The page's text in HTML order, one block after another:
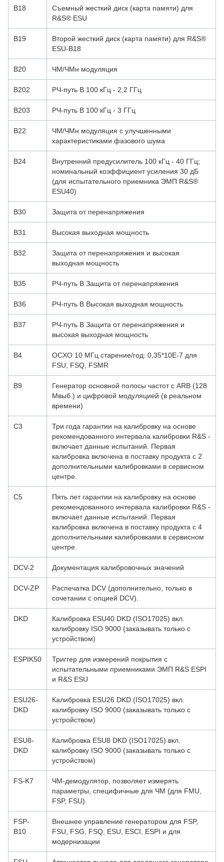
B18
Съемный жесткий диск (карта памяти) для
R&S® ESU
B19
Второй жесткий диск (карта памяти) для R&S®
ESU-B18
B20 ЧМ/ЧМн модуляция
B202 РЧ-путь B 100 кГц - 2,2 ГГц
B203 РЧ-путь B 100 кГц - 3 ГГц
B22
ЧМ/ЧМн модуляция с улучшенными
характеристиками фазового шума
B24
Внутренний предусилитель 100 кГц - 40 ГГц;
номинальный коэффициент усиления 30 дБ
(для испытательного приемника ЭМП R&S®
ESU40)
B30 Защита от перенапряжения
B31 Высокая выходная мощность
B32
Защита от перенапряжения и высокая
выходная мощность
B35 РЧ-путь B Защита от перенапряжения
B36 РЧ-путь B Высокая выходная мощность
B37
РЧ-путь B Защита от перенапряжения и
высокая выходная мощность
B4
OCXO 10 МГц старение/год: 0,35*10E-7 для
FSU, FSQ, FSMR
B9
Генератор основной полосы частот с ARB (128
Мвыб.) и цифровой модуляцией (в реальном
времени)
C3
Три года гарантии на калибровку на основе
рекомендованного интервала калибровки R&S -
включает данные испытаний. Первая
калибровка включена в поставку продукта с 2
дополнительными калибровками в сервисном
центре.
C5
Пять лет гарантии на калибровку на основе
рекомендованного интервала калибровки R&S -
включает данные испытаний. Первая
калибровка включена в поставку продукта с 4
дополнительными калибровками в сервисном
центре.
DCV-2 Документация калибровочных значений
DCV-ZP
Распечатка DCV (дополнительно, только в
сочетании с опцией DCV).
DKD
Калибровка ESU40 DKD (ISO17025) вкл.
калибровку ISO 9000 (заказывать только с
устройством)
ESPIK50
Триггер для измерений покрытия с
испытательными приемниками ЭМП R&S ESPI
и R&S ESU
ESU26-
DKD
Калибровка ESU26 DKD (ISO17025) вкл.
калибровку ISO 9000 (заказывать только с
устройством)
ESU8-
DKD
Калибровка ESU8 DKD (ISO17025) вкл.
калибровку ISO 9000 (заказывать только с
устройством)
FS-K7
ЧМ-демодулятор, позволяет измерять
параметры, специфичные для ЧМ (для FMU,
FSP, FSU)
FSP-
B10
Внешнее управление генератором для FSP,
FSU, FSG, FSQ, ESU, ESCI, ESPI и для
модернизации